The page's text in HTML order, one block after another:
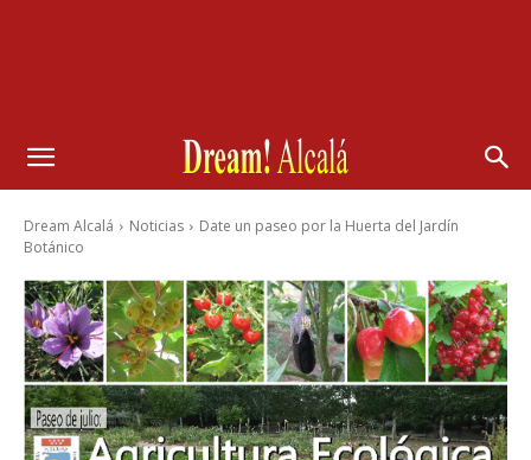
Dream Alcalá Noticias
Date un paseo por la Huerta del Jardín
Botánico